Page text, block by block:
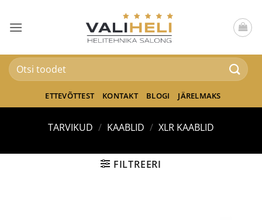
content
Otsi:
ETTEVÕTTEST KONTAKT BLOGI JÄRELMAKS
TARVIKUD / KAABLID / XLR KAABLID
FILTREERI